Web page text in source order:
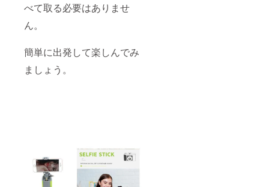
べて取る必要はありませ
ん。
簡単に出発して楽しんでみ
ましょう。